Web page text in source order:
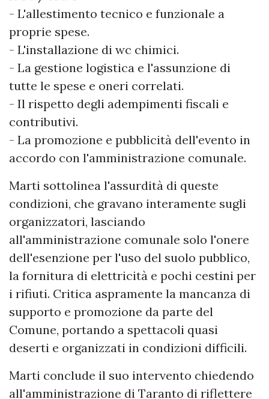
- L'allestimento tecnico e funzionale a
proprie spese.
- L'installazione di wc chimici.
- La gestione logistica e l'assunzione di
tutte le spese e oneri correlati.
- Il rispetto degli adempimenti fiscali e
contributivi.
- La promozione e pubblicità dell'evento in
accordo con l'amministrazione comunale.
Marti sottolinea l'assurdità di queste
condizioni, che gravano interamente sugli
organizzatori, lasciando
all'amministrazione comunale solo l'onere
dell'esenzione per l'uso del suolo pubblico,
la fornitura di elettricità e pochi cestini per
i rifiuti. Critica aspramente la mancanza di
supporto e promozione da parte del
Comune, portando a spettacoli quasi
deserti e organizzati in condizioni difficili.
Marti conclude il suo intervento chiedendo
all'amministrazione di Taranto di riflettere